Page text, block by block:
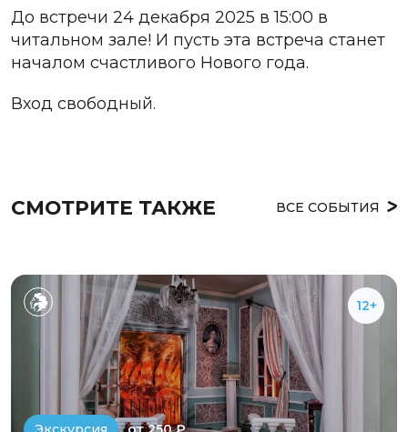
До встречи 24 декабря 2025 в 15:00 в
читальном зале! И пусть эта встреча станет
началом счастливого Нового года.
Вход свободный.
СМОТРИТЕ ТАКЖЕ ВСЕ СОБЫТИЯ
12+